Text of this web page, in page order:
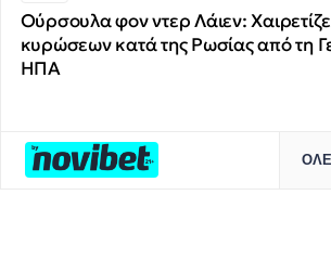
Ούρσουλα φον ντερ Λάιεν:
κυρώσεων κατά της Ρωσίας από τη
ΗΠΑ